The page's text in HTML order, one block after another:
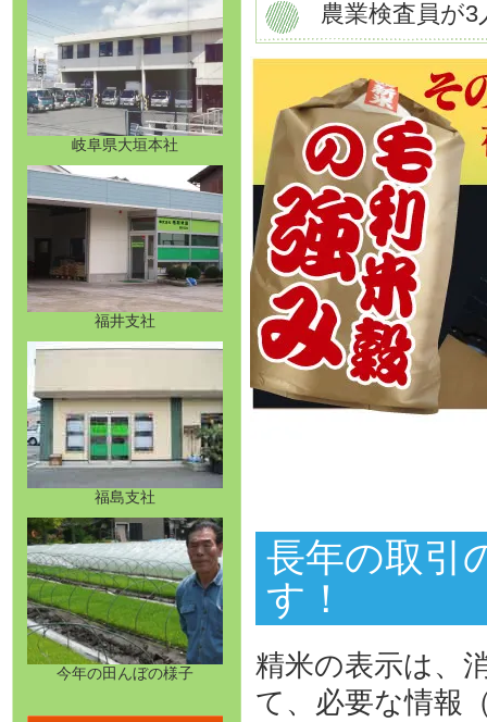
岐阜県大垣本社
福井支社
福島支社
今年の田んぼの様子
農業検査員が
長年の取引
す！
精米の表示は、
て、必要な情報